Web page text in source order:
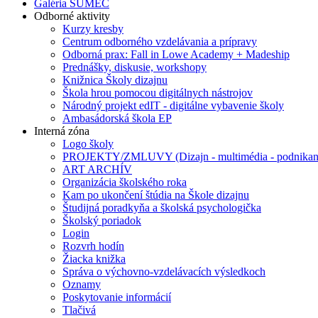
Galéria SUMEC
Odborné aktivity
Kurzy kresby
Centrum odborného vzdelávania a prípravy
Odborná prax: Fall in Lowe Academy + Madeship
Prednášky, diskusie, workshopy
Knižnica Školy dizajnu
Škola hrou pomocou digitálnych nástrojov
Národný projekt edIT - digitálne vybavenie školy
Ambasádorská škola EP
Interná zóna
Logo školy
PROJEKTY/ZMLUVY (Dizajn - multimédia -
ART ARCHÍV
Organizácia školského roka
Kam po ukončení štúdia na Škole dizajnu
Študijná poradkyňa a školská psychologička
Školský poriadok
Login
Rozvrh hodín
Žiacka knižka
Správa o výchovno-vzdelávacích výsledkoch
Oznamy
Poskytovanie informácií
Tlačivá